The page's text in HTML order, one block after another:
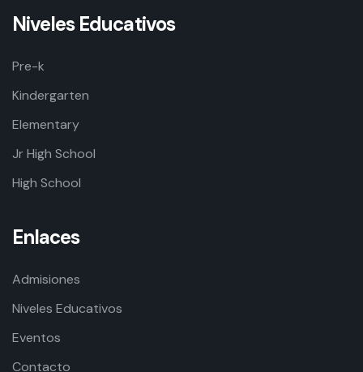
Niveles Educativos
Pre-k
Kindergarten
Elementary
Jr High School
High School
Enlaces
Admisiones
Niveles Educativos
Eventos
Contacto